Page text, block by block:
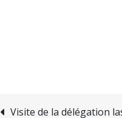
Visite de la délégation